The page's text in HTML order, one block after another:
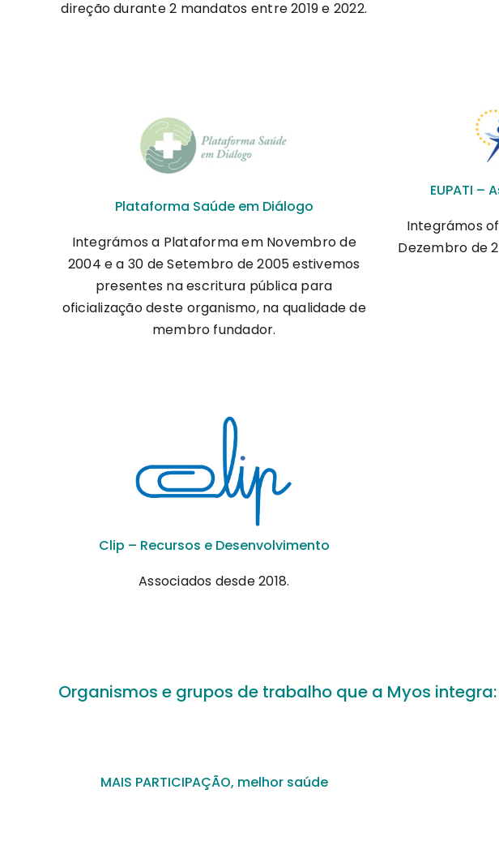
direção durante 2 mandatos entre 2019 e 2022.
Plataforma Saúde em Diálogo
Integrámos a Plataforma em Novembro de
2004 e a 30 de Setembro de 2005 estivemos
presentes na escritura pública para
oficialização deste organismo, na qualidade de
membro fundador.
EUPATI –
Integrámos
Dezembro de
Clip – Recursos e Desenvolvimento
Associados desde 2018.
Organismos e grupos de trabalho que a Myos integra:
MAIS PARTICIPAÇÃO, melhor saúde